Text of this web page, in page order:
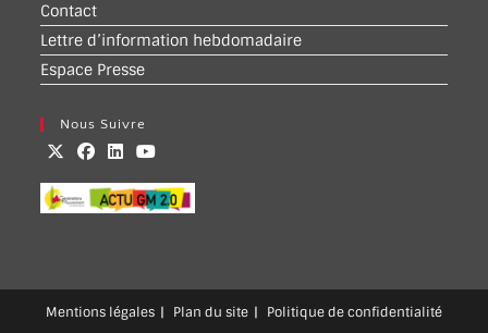
Contact
Lettre d’information hebdomadaire
Espace Presse
Nous Suivre
Mentions légales Plan du site Politique de confidentialité